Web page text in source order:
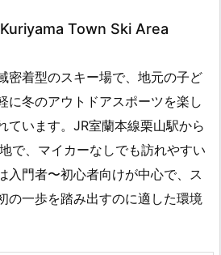
Town Ski Area
密着型のスキー場で、地元の子ど
に冬のアウトドアスポーツを楽し
ています。JR室蘭本線栗山駅から
で、マイカーなしでも訪れやすい
入門者〜初心者向けが中心で、ス
の一歩を踏み出すのに適した環境